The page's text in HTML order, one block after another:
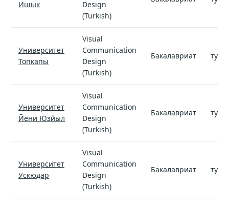
Ишык
Design
(Turkish)
Университет
Топкапы
Visual
Communication
Design
(Turkish)
Бакалавриат
Университет
Йени Юзйыл
Visual
Communication
Design
(Turkish)
Бакалавриат
Университет
Ускюдар
Visual
Communication
Design
(Turkish)
Бакалавриат